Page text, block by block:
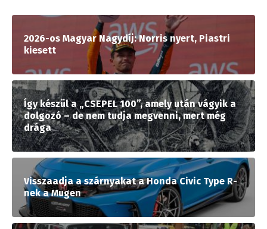
2026-os Magyar Nagydíj: Norris nyert, Piastri
kiesett
Így készül a „CSEPEL 100”, amely után vágyik a
dolgozó – de nem tudja megvenni, mert még
drága
Visszaadja a szárnyakat a Honda Civic Type R-
nek a Mugen